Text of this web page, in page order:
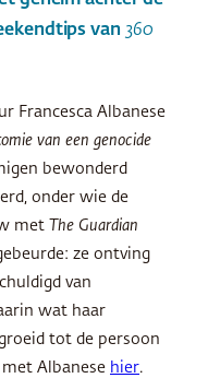
van 360
Francesca Albanese
van een genocide
bewonderd
onder wie de
met The Guardian
ze ontving
van
wat haar
tot de persoon
met Albanese hier.